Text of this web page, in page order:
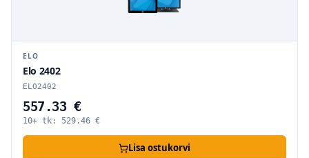
ELO
Elo 2402
ELO2402
557.33 €
10+ tk: 529.46 €
Lisa ostukorvi